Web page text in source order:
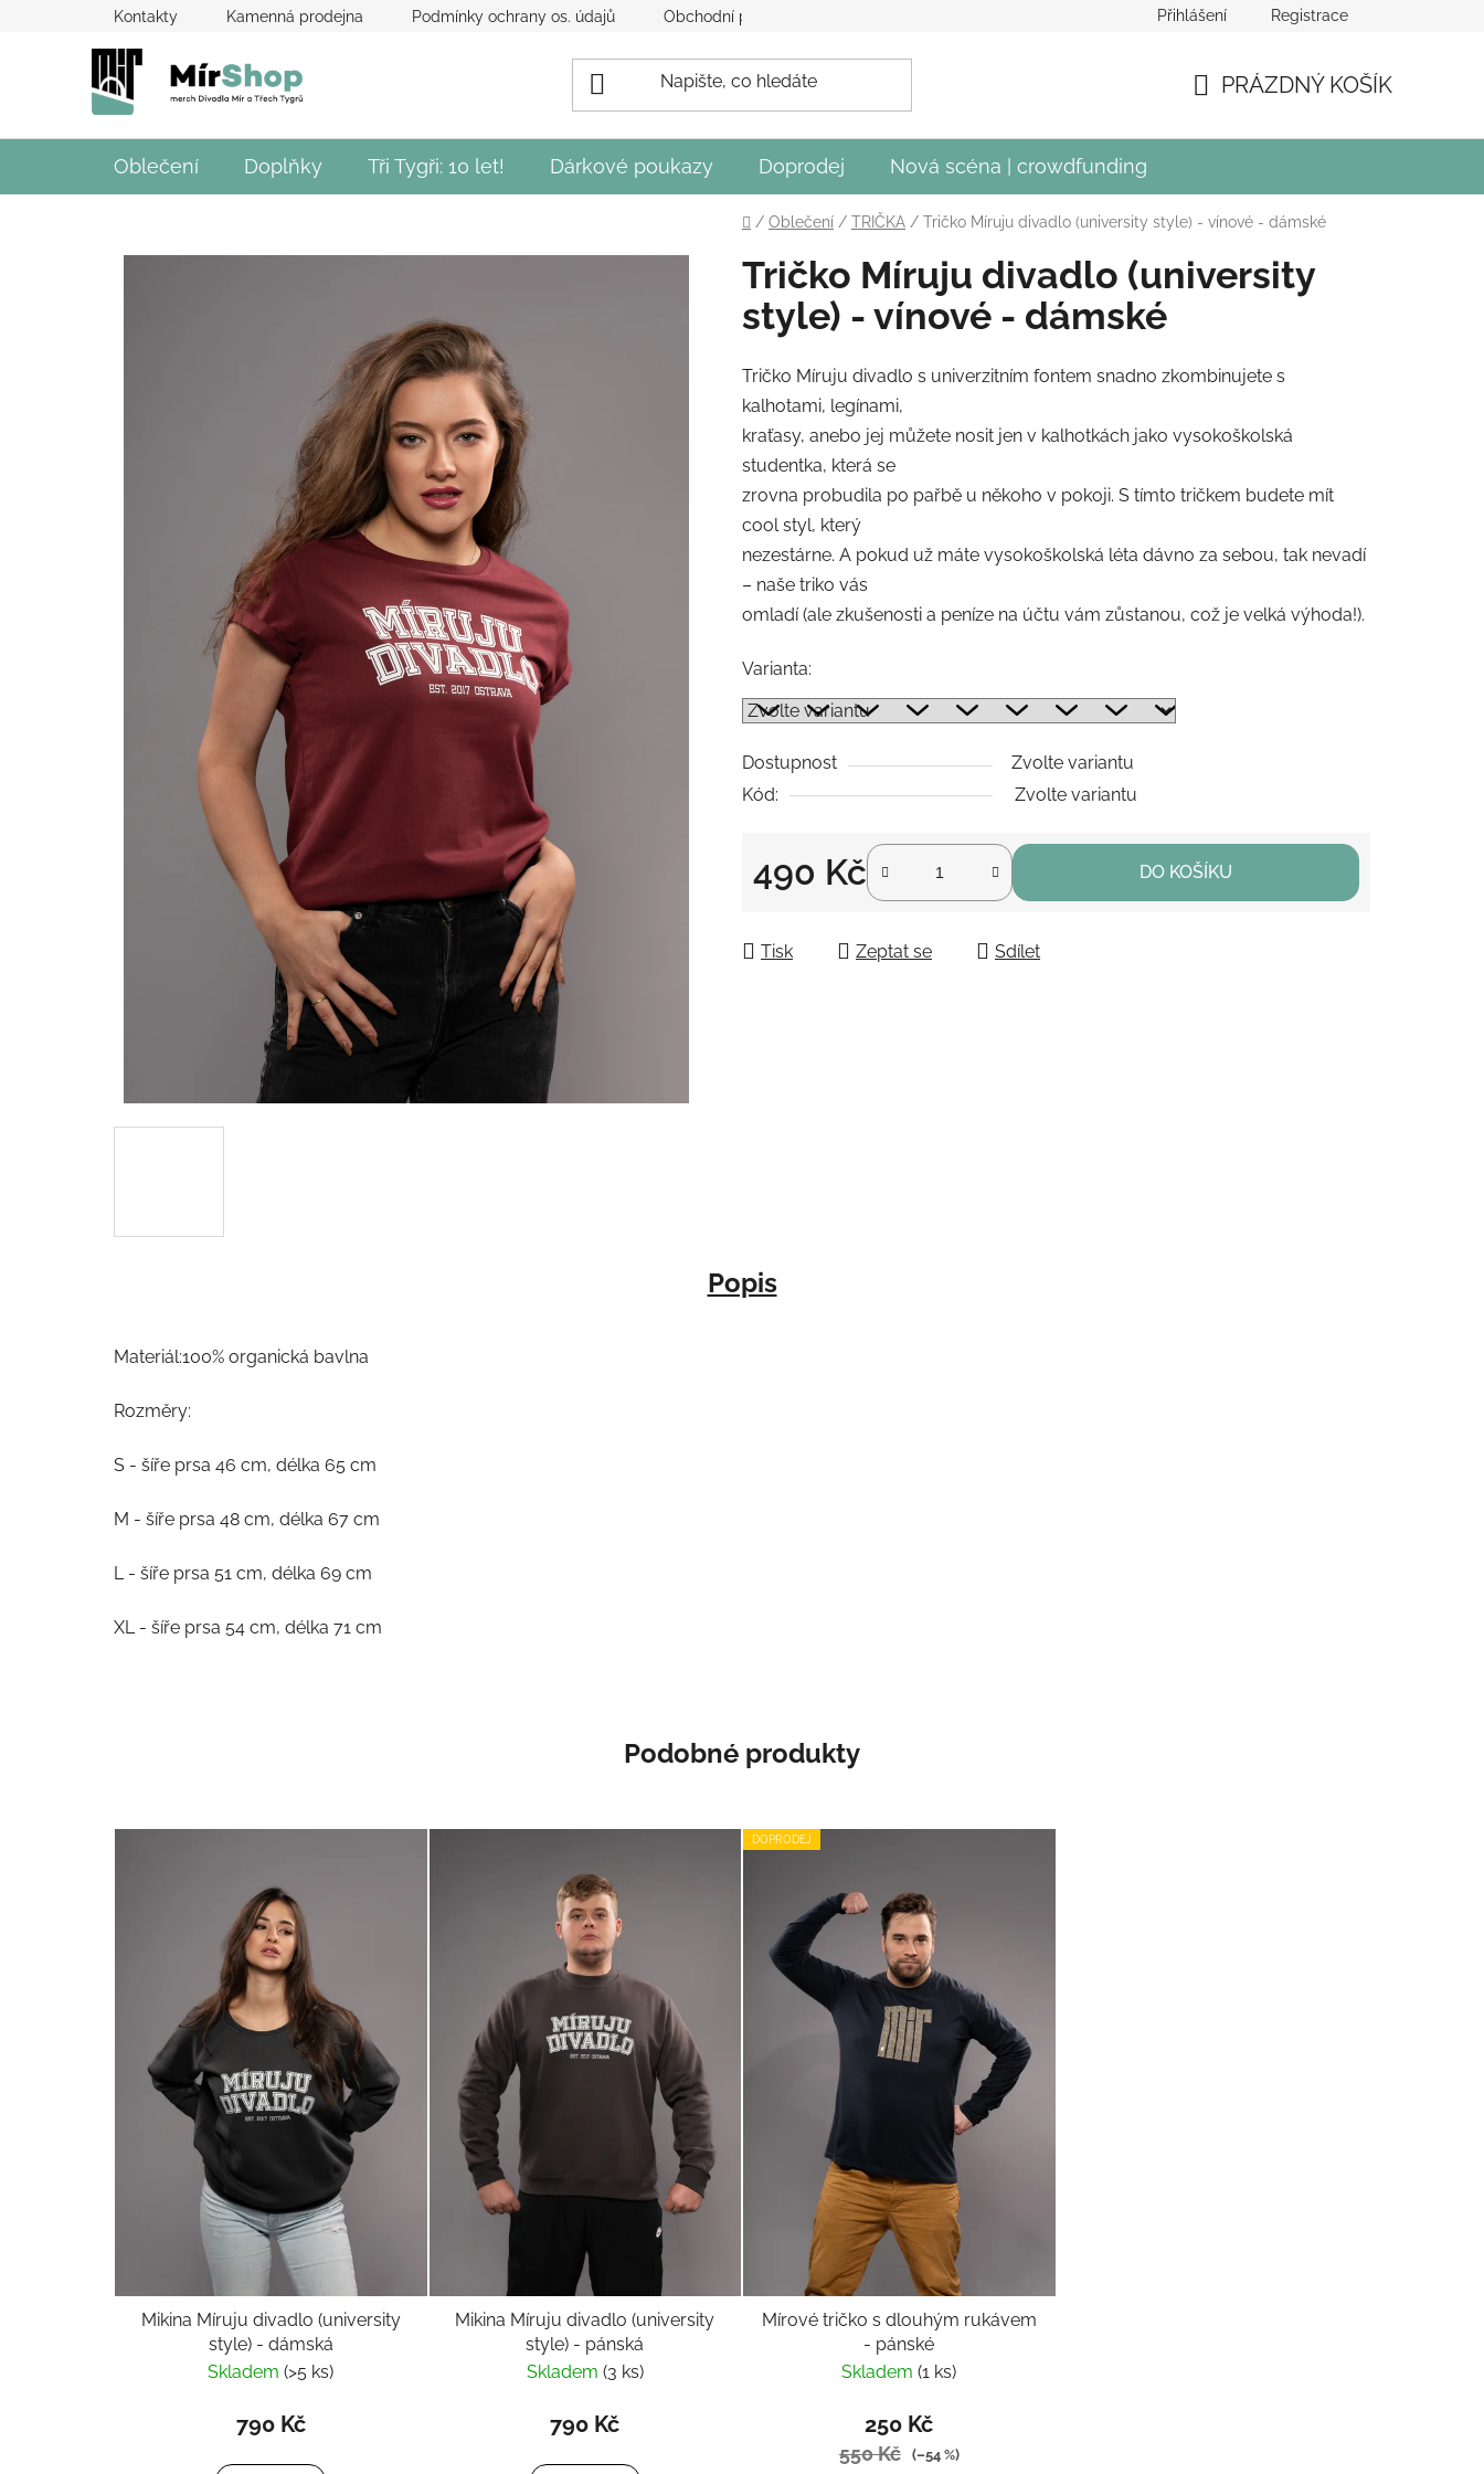
Kontakty Kamenná prodejna Podmínky ochrany os. údajů Obchodní podmínky Obecné podmínky crowdfundingu Divadla MírPřihlášení Registrace
PRÁZDNÝ KOŠÍK
Oblečení Doplňky Tři Tygři: 10 let! Dárkové poukazy Doprodej Nová scéna | crowdfunding
Domů
/ Oblečení / TRIČKA / Tričko Míruju divadlo (university style) - vínové - dámské
Tričko Míruju divadlo (university
style) - vínové - dámské
Tričko Míruju divadlo s univerzitním fontem snadno zkombinujete s
kalhotami, legínami,
kraťasy, anebo jej můžete nosit jen v kalhotkách jako vysokoškolská
studentka, která se
zrovna probudila po pařbě u někoho v pokoji. S tímto tričkem budete mít
cool styl, který
nezestárne. A pokud už máte vysokoškolská léta dávno za sebou, tak nevadí
– naše triko vás
omladí (ale zkušenosti a peníze na účtu vám zůstanou, což je velká výhoda!).
Varianta:
Dostupnost
Zvolte variantu
Kód:
Zvolte variantu
490 Kč DO KOŠÍKU
Tisk Zeptat se Sdílet
Popis
Materiál:100% organická bavlna
Rozměry:
S - šíře prsa 46 cm, délka 65 cm
M - šíře prsa 48 cm, délka 67 cm
L - šíře prsa 51 cm, délka 69 cm
XL - šíře prsa 54 cm, délka 71 cm
Podobné produkty
Mikina Míruju divadlo (university
style) - dámská
Skladem(>5 ks)
790 Kč
Mikina Míruju divadlo (university
style) - pánská
Skladem (3 ks)
790 Kč
DOPRODEJ
Mírové tričko s dlouhým rukávem
- pánské
Skladem(1 ks)
250 Kč
550 Kč (–54 %)